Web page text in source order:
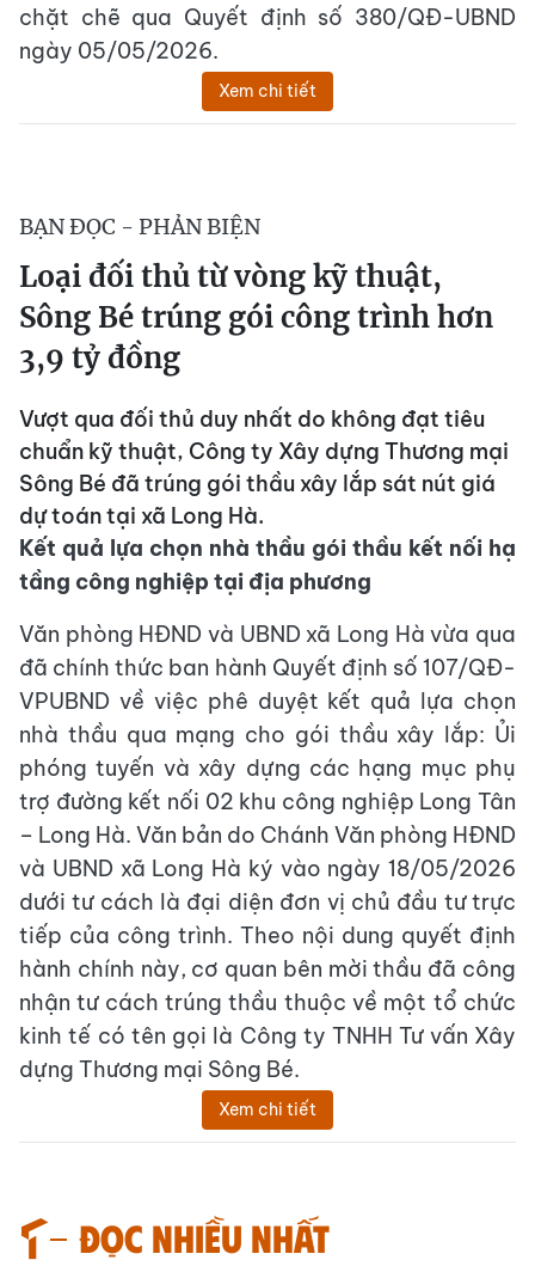
chặt chẽ qua Quyết định số 380/QĐ-UBND
ngày 05/05/2026.
Xem chi tiết
BẠN ĐỌC - PHẢN BIỆN
Loại đối thủ từ vòng kỹ thuật,
Sông Bé trúng gói công trình hơn
3,9 tỷ đồng
Vượt qua đối thủ duy nhất do không đạt tiêu
chuẩn kỹ thuật, Công ty Xây dựng Thương mại
Sông Bé đã trúng gói thầu xây lắp sát nút giá
dự toán tại xã Long Hà.
Kết quả lựa chọn nhà thầu gói thầu kết nối hạ
tầng công nghiệp tại địa phương
Văn phòng HĐND và UBND xã Long Hà vừa qua
đã chính thức ban hành Quyết định số 107/QĐ-
VPUBND về việc phê duyệt kết quả lựa chọn
nhà thầu qua mạng cho gói thầu xây lắp: Ủi
phóng tuyến và xây dựng các hạng mục phụ
trợ đường kết nối 02 khu công nghiệp Long Tân
– Long Hà. Văn bản do Chánh Văn phòng HĐND
và UBND xã Long Hà ký vào ngày 18/05/2026
dưới tư cách là đại diện đơn vị chủ đầu tư trực
tiếp của công trình. Theo nội dung quyết định
hành chính này, cơ quan bên mời thầu đã công
nhận tư cách trúng thầu thuộc về một tổ chức
kinh tế có tên gọi là Công ty TNHH Tư vấn Xây
dựng Thương mại Sông Bé.
Xem chi tiết
Đọc nhiều nhất